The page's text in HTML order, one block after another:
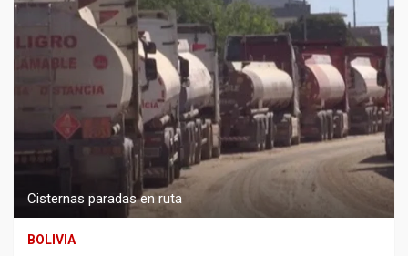
Cisternas paradas en ruta
BOLIVIA